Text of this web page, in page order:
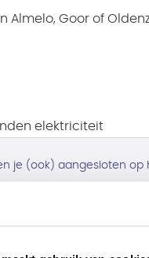
Almelo, Goor of
elektriciteit
je (ook) aangesloten op
standen en